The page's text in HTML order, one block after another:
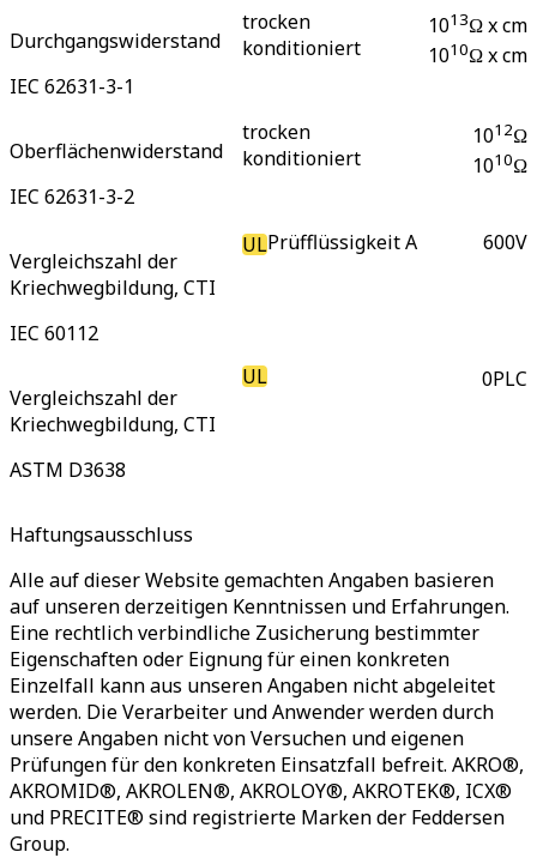
Durchgangswiderstand
IEC 62631-3-1
trocken
konditioniert
1013Ω x cm
1010Ω x cm
Oberflächenwiderstand
IEC 62631-3-2
trocken
konditioniert
1012Ω
1010Ω
Vergleichszahl der
Kriechwegbildung, CTI
IEC 60112
ULPrüfflüssigkeit A 600V
Vergleichszahl der
Kriechwegbildung, CTI
ASTM D3638
UL 0PLC
Haftungsausschluss
Alle auf dieser Website gemachten Angaben basieren
auf unseren derzeitigen Kenntnissen und Erfahrungen.
Eine rechtlich verbindliche Zusicherung bestimmter
Eigenschaften oder Eignung für einen konkreten
Einzelfall kann aus unseren Angaben nicht abgeleitet
werden. Die Verarbeiter und Anwender werden durch
unsere Angaben nicht von Versuchen und eigenen
Prüfungen für den konkreten Einsatzfall befreit. AKRO®,
AKROMID®, AKROLEN®, AKROLOY®, AKROTEK®, ICX®
und PRECITE® sind registrierte Marken der Feddersen
Group.